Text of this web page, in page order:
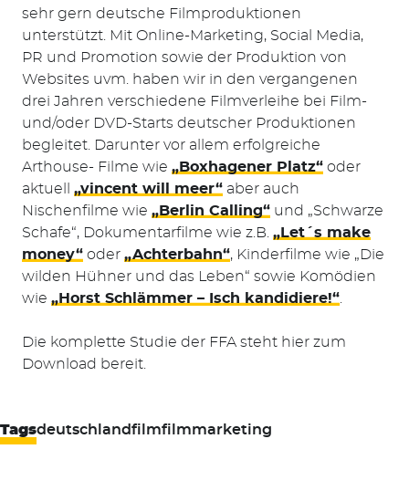
sehr gern deutsche Filmproduktionen
unterstützt. Mit Online-Marketing, Social Media,
PR und Promotion sowie der Produktion von
Websites uvm. haben wir in den vergangenen
drei Jahren verschiedene Filmverleihe bei Film-
und/oder DVD-Starts deutscher Produktionen
begleitet. Darunter vor allem erfolgreiche
Arthouse- Filme wie „Boxhagener Platz“ oder
aktuell „vincent will meer“ aber auch
Nischenfilme wie „Berlin Calling“ und „Schwarze
Schafe“, Dokumentarfilme wie z.B. „Let´s make
money“ oder „Achterbahn“, Kinderfilme wie „Die
wilden Hühner und das Leben“ sowie Komödien
wie „Horst Schlämmer – Isch kandidiere!“
Die komplette Studie der FFA steht hier zum
Download bereit.
Tagsdeutschlandfilmfilmmarketing